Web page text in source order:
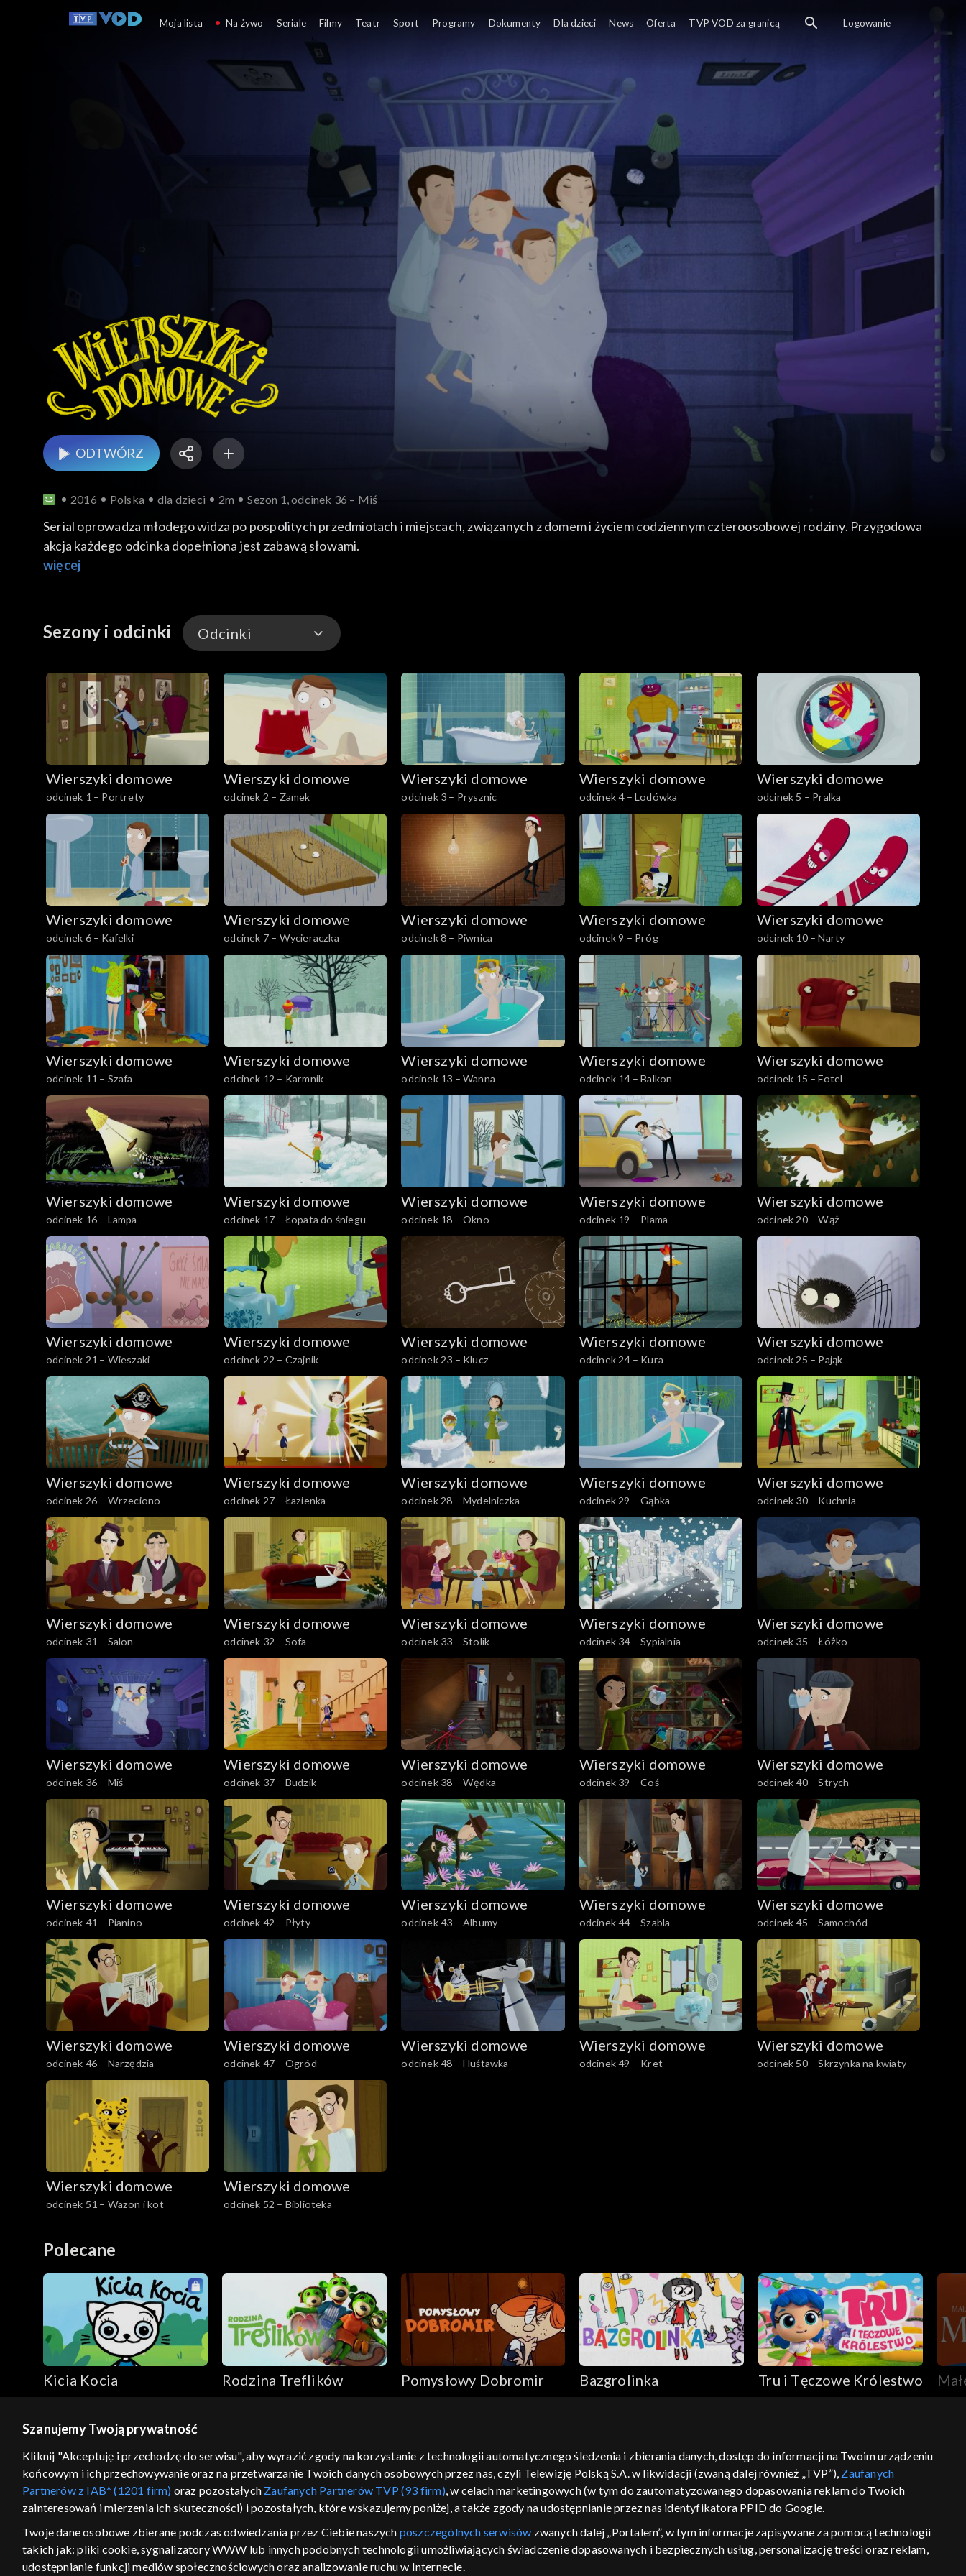
ODTWÓRZ
2016 Polska dla dzieci 2m Sezon 1, odcinek 36 – Miś
Serial oprowadza młodego widza po pospolitych przedmiotach i miejscach, związanych z domem i życiem codziennym czteroosobowej rodziny. Przygodowa
akcja każdego odcinka dopełniona jest zabawą słowami.
więcej
Sezony i odcinki Odcinki
Odcinki
Wierszyki domowe
odcinek 1 – Portrety
Wierszyki domowe
odcinek 2 – Zamek
Wierszyki domowe
odcinek 3 – Prysznic
Wierszyki domowe
odcinek 4 – Lodówka
Wierszyki domowe
odcinek 5 – Pralka
Wierszyki domowe
odcinek 6 – Kafelki
Wierszyki domowe
odcinek 7 – Wycieraczka
Wierszyki domowe
odcinek 8 – Piwnica
Wierszyki domowe
odcinek 9 – Próg
Wierszyki domowe
odcinek 10 – Narty
Wierszyki domowe
odcinek 11 – Szafa
Wierszyki domowe
odcinek 12 – Karmnik
Wierszyki domowe
odcinek 13 – Wanna
Wierszyki domowe
odcinek 14 – Balkon
Wierszyki domowe
odcinek 15 – Fotel
Wierszyki domowe
odcinek 16 – Lampa
Wierszyki domowe
odcinek 17 – Łopata do śniegu
Wierszyki domowe
odcinek 18 – Okno
Wierszyki domowe
odcinek 19 – Plama
Wierszyki domowe
odcinek 20 – Wąż
Wierszyki domowe
odcinek 21 – Wieszaki
Wierszyki domowe
odcinek 22 – Czajnik
Wierszyki domowe
odcinek 23 – Klucz
Wierszyki domowe
odcinek 24 – Kura
Wierszyki domowe
odcinek 25 – Pająk
Wierszyki domowe
odcinek 26 – Wrzeciono
Wierszyki domowe
odcinek 27 – Łazienka
Wierszyki domowe
odcinek 28 – Mydelniczka
Wierszyki domowe
odcinek 29 – Gąbka
Wierszyki domowe
odcinek 30 – Kuchnia
Wierszyki domowe
odcinek 31 – Salon
Wierszyki domowe
odcinek 32 – Sofa
Wierszyki domowe
odcinek 33 – Stolik
Wierszyki domowe
odcinek 34 – Sypialnia
Wierszyki domowe
odcinek 35 – Łóżko
Wierszyki domowe
odcinek 36 – Miś
Wierszyki domowe
odcinek 37 – Budzik
Wierszyki domowe
odcinek 38 – Wędka
Wierszyki domowe
odcinek 39 – Coś
Wierszyki domowe
odcinek 40 – Strych
Wierszyki domowe
odcinek 41 – Pianino
Wierszyki domowe
odcinek 42 – Płyty
Wierszyki domowe
odcinek 43 – Albumy
Wierszyki domowe
odcinek 44 – Szabla
Wierszyki domowe
odcinek 45 – Samochód
Wierszyki domowe
odcinek 46 – Narzędzia
Wierszyki domowe
odcinek 47 – Ogród
Wierszyki domowe
odcinek 48 – Huśtawka
Wierszyki domowe
odcinek 49 – Kret
Wierszyki domowe
odcinek 50 – Skrzynka na kwiaty
Wierszyki domowe
odcinek 51 – Wazon i kot
Wierszyki domowe
odcinek 52 – Biblioteka
Polecane
Kicia Kocia Rodzina Treflików Pomysłowy Dobromir Bazgrolinka Tru i Tęczowe Królestwo
GEOLOKALIZACJA
ŁĄCZYSZ SIĘ SPOZA POLSKI
Kraj, z którego się łączysz, to Stany Zjednoczone ,
w związku z czym część tytułów na platformie TVP
regulamin serwisu cennik polityka prywatności moje zgody pomoc kontakt voucher dostępność informacje o dostawcy usług
Moja lista Na żywo Seriale Filmy Teatr Sport Programy Dokumenty Dla dzieci News Oferta TVP VOD za granicą Logowanie
Szanujemy Twoją prywatność
Kliknij "Akceptuję i przechodzę do serwisu", aby wyrazić zgody na korzystanie z technologii automatycznego śledzenia i zbierania danych, dostęp do informacji na Twoim urządzeniu
końcowym i ich przechowywanie oraz na przetwarzanie Twoich danych osobowych przez nas, czyli Telewizję Polską S.A. w likwidacji (zwaną dalej również „TVP”), Zaufanych
Partnerów z IAB* (1201 firm) oraz pozostałych Zaufanych Partnerów TVP (93 firm), w celach marketingowych (w tym do zautomatyzowanego dopasowania reklam do Twoich
zainteresowań i mierzenia ich skuteczności) i pozostałych, które wskazujemy poniżej, a także zgody na udostępnianie przez nas identyfikatora PPID do Google.
Twoje dane osobowe zbierane podczas odwiedzania przez Ciebie naszych poszczególnych serwisów zwanych dalej „Portalem”, w tym informacje zapisywane za pomocą technologii
takich jak: pliki cookie, sygnalizatory WWW lub innych podobnych technologii umożliwiających świadczenie dopasowanych i bezpiecznych usług, personalizację treści oraz reklam,
udostępnianie funkcji mediów społecznościowych oraz analizowanie ruchu w Internecie.